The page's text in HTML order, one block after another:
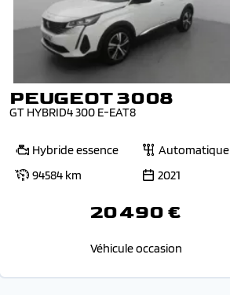
PEUGEOT 3008
GT HYBRID4 300 E-EAT8
Hybride essence
Automatique
94584 km
2021
20 490 €
Véhicule occasion